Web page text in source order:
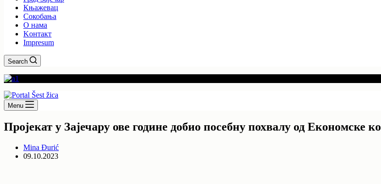
Књажевац
Сокобања
O нама
Kонтакт
Impresum
Search
Menu
Пројекат у Зајечару ове године добио посебну похвалу од Економске
Mina Đurić
09.10.2023